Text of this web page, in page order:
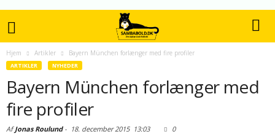
Hjem Artikler Bayern München forlænger med fire profiler
ARTIKLER NYHEDER
Bayern München forlænger med
fire profiler
AfJonas Roulund- 18. december 201513:03 0